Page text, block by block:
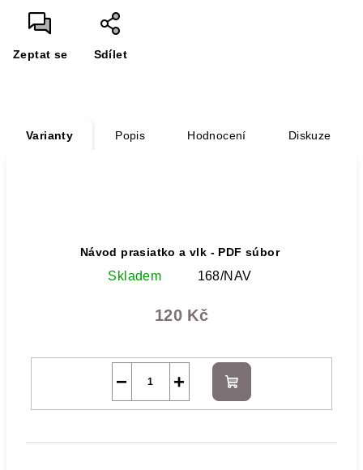
Zeptat se Sdílet
Varianty Popis Hodnocení Diskuze
Návod prasiatko a vlk - PDF súbor
Skladem 168/NAV
120 Kč
+
−
Do
košíku